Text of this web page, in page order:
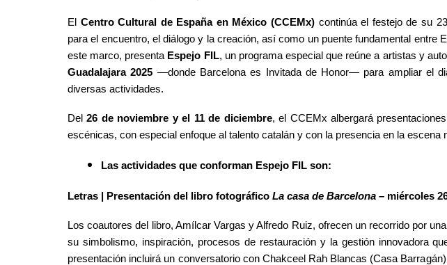
El Centro Cultural de España en México (CCEMx) continúa el festejo de su
para el encuentro, el diálogo y la creación, así como un puente fundamental entre
este marco, presenta Espejo FIL, un programa especial que reúne a artistas y
Guadalajara 2025 —donde Barcelona es Invitada de Honor— para ampliar el
diversas actividades.
Del26 de noviembre y el 11 de diciembre, el CCEMx albergará
escénicas, con especial enfoque al talento catalán y con la presencia en la escena
Las actividades que conforman Espejo FIL son:
Letras | Presentación del libro fotográfico La casa de Barcelona – miércoles
Los coautores del libro, Amílcar Vargas y Alfredo Ruiz, ofrecen un recorrido por
su simbolismo, inspiración, procesos de restauración y la gestión innovadora
presentación incluirá un conversatorio con Chakceel Rah Blancas (Casa